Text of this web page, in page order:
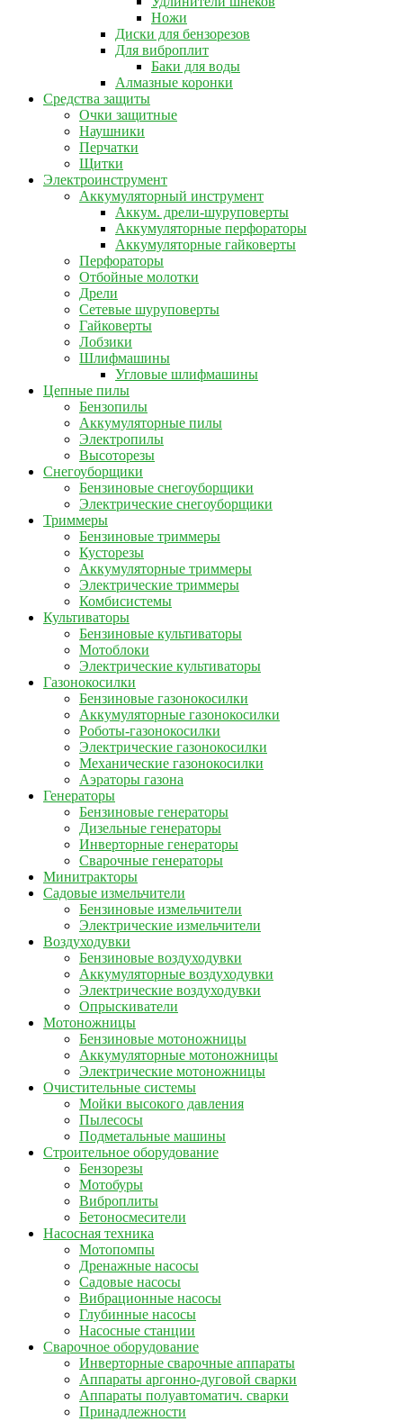
Ножи
Диски для бензорезов
Для виброплит
Баки для воды
Алмазные коронки
Средства защиты
Очки защитные
Наушники
Перчатки
Щитки
Электроинструмент
Аккумуляторный инструмент
Аккум. дрели-шуруповерты
Аккумуляторные перфораторы
Аккумуляторные гайковерты
Перфораторы
Отбойные молотки
Дрели
Сетевые шуруповерты
Гайковерты
Лобзики
Шлифмашины
Угловые шлифмашины
Цепные пилы
Бензопилы
Аккумуляторные пилы
Электропилы
Высоторезы
Снегоуборщики
Бензиновые снегоуборщики
Электрические снегоуборщики
Триммеры
Бензиновые триммеры
Кусторезы
Аккумуляторные триммеры
Электрические триммеры
Комбисистемы
Культиваторы
Бензиновые культиваторы
Мотоблоки
Электрические культиваторы
Газонокосилки
Бензиновые газонокосилки
Аккумуляторные газонокосилки
Роботы-газонокосилки
Электрические газонокосилки
Механические газонокосилки
Аэраторы газона
Генераторы
Бензиновые генераторы
Дизельные генераторы
Инверторные генераторы
Сварочные генераторы
Минитракторы
Садовые измельчители
Бензиновые измельчители
Электрические измельчители
Воздуходувки
Бензиновые воздуходувки
Аккумуляторные воздуходувки
Электрические воздуходувки
Опрыскиватели
Мотоножницы
Бензиновые мотоножницы
Аккумуляторные мотоножницы
Электрические мотоножницы
Очистительные системы
Мойки высокого давления
Пылесосы
Подметальные машины
Строительное оборудование
Бензорезы
Мотобуры
Виброплиты
Бетоносмесители
Насосная техника
Мотопомпы
Дренажные насосы
Садовые насосы
Вибрационные насосы
Глубинные насосы
Насосные станции
Сварочное оборудование
Инверторные сварочные аппараты
Аппараты аргонно-дуговой сварки
Аппараты полуавтоматич. сварки
Принадлежности